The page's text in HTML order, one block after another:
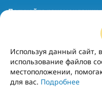
Используя данный сайт,
использование файлов
местоположении,
для вас. Подробнее
Получайте